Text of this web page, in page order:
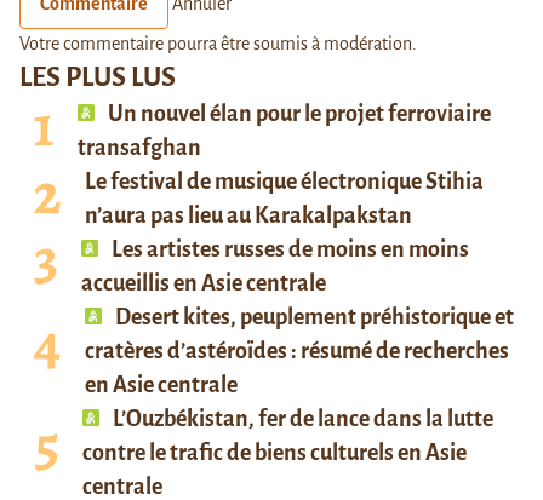
LES PLUS LUS
Un nouvel élan pour le projet ferroviaire
transafghan
Le festival de musique électronique Stihia
n’aura pas lieu au Karakalpakstan
Les artistes russes de moins en moins
accueillis en Asie centrale
Desert kites, peuplement préhistorique et
cratères d’astéroïdes : résumé de recherches
en Asie centrale
L’Ouzbékistan, fer de lance dans la lutte
contre le trafic de biens culturels en Asie
centrale
Votre commentaire pourra être soumis à modération.